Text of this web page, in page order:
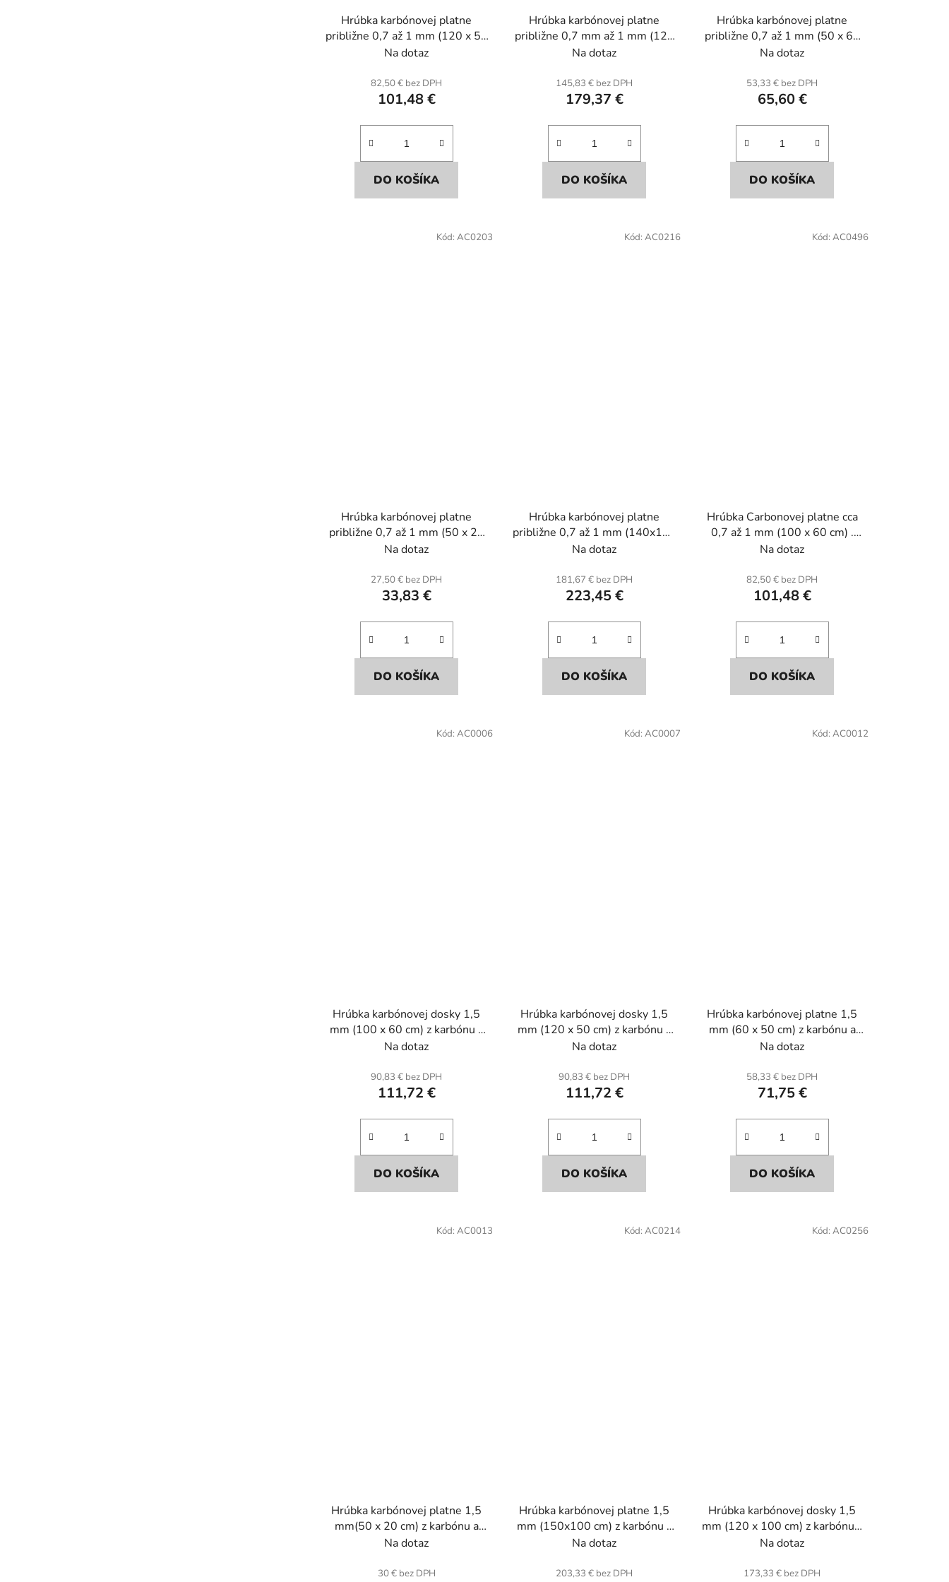
Hrúbka karbónovej platne
približne 0,7 až 1 mm (120 x 50
cm) z karbónu a sklenených
Na dotaz
82,50 € bez DPH
101,48 €
DO KOŠÍKA
Hrúbka karbónovej platne
približne 0,7 mm až 1 mm (120
x 100 cm) z karbónu a
Na dotaz
145,83 € bez DPH
179,37 €
DO KOŠÍKA
Hrúbka karbónovej platne
približne 0,7 až 1 mm (50 x 60
cm) v karbóne a sklených
Na dotaz
53,33 € bez DPH
65,60 €
DO KOŠÍKA
Hrúbka karbónovej platne
približne 0,7 až 1 mm (50 x 20
cm) z karbónu a sklenených
Na dotaz
27,50 € bez DPH
33,83 €
DO KOŠÍKA
Kód: AC0203
Hrúbka karbónovej platne
približne 0,7 až 1 mm (140x100
cm) v karbóne a sklených
Na dotaz
181,67 € bez DPH
223,45 €
DO KOŠÍKA
Kód: AC0216
Hrúbka Carbonovej platne cca
0,7 až 1 mm (100 x 60 cm) .
Carbon a sklenené vlákna.
Na dotaz
82,50 € bez DPH
101,48 €
DO KOŠÍKA
Kód: AC0496
Hrúbka karbónovej dosky 1,5
mm (100 x 60 cm) z karbónu a
sklenených vlákien.
Na dotaz
90,83 € bez DPH
111,72 €
DO KOŠÍKA
Kód: AC0006
Hrúbka karbónovej dosky 1,5
mm (120 x 50 cm) z karbónu a
sklenených vlákien.
Na dotaz
90,83 € bez DPH
111,72 €
DO KOŠÍKA
Kód: AC0007
Hrúbka karbónovej platne 1,5
mm (60 x 50 cm) z karbónu a
sklenených vlákien.
Na dotaz
58,33 € bez DPH
71,75 €
DO KOŠÍKA
Kód: AC0012
Hrúbka karbónovej platne 1,5
mm(50 x 20 cm) z karbónu a
sklenených vlákien.
Na dotaz
30 € bez DPH
Kód: AC0013
Hrúbka karbónovej platne 1,5
mm (150x100 cm) z karbónu a
sklenených vlákien.
Na dotaz
203,33 € bez DPH
Kód: AC0214
Hrúbka karbónovej dosky 1,5
mm (120 x 100 cm) z karbónu a
sklenených vlákien.
Na dotaz
173,33 € bez DPH
Kód: AC0256